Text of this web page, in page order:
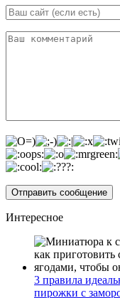
Интересное
3 правила
пирожки с